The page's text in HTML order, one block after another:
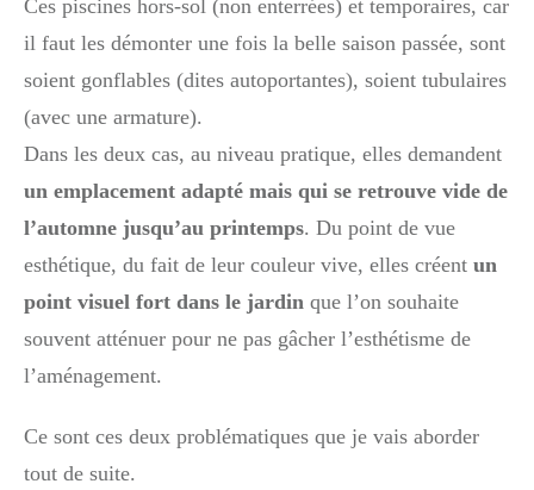
Ces piscines hors-sol (non enterrées) et temporaires, car
il faut les démonter une fois la belle saison passée, sont
soient gonflables (dites autoportantes), soient tubulaires
(avec une armature).
Dans les deux cas, au niveau pratique, elles demandent
un emplacement adapté mais qui se retrouve vide de
l’automne jusqu’au printemps. Du point de vue
esthétique, du fait de leur couleur vive, elles créent un
point visuel fort dans le jardin que l’on souhaite
souvent atténuer pour ne pas gâcher l’esthétisme de
l’aménagement.
Ce sont ces deux problématiques que je vais aborder
tout de suite.